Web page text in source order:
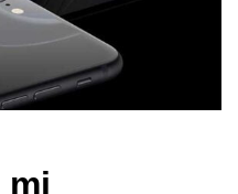
mi